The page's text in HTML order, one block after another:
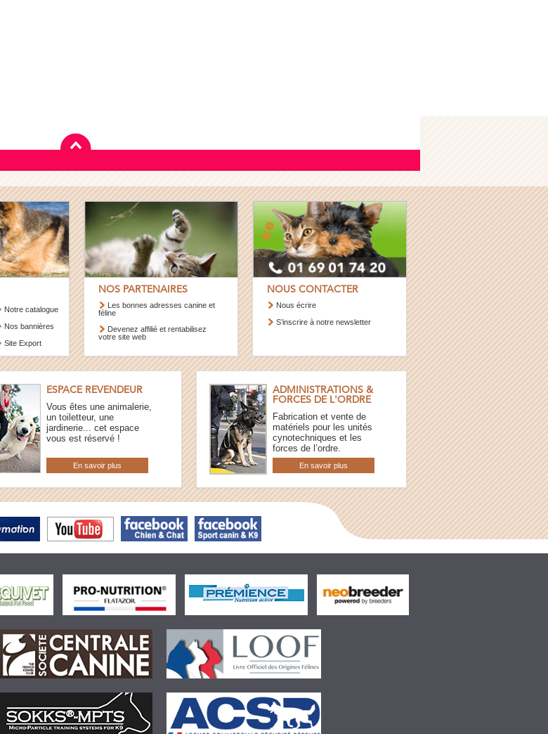
Notre catalogue
Nos bannières
Site Export
NOS PARTENAIRES
Les bonnes adresses canine et
féline
Devenez affilié et rentabilisez
votre site web
NOUS CONTACTER
Nous écrire
S’inscrire à notre newsletter
ESPACE REVENDEUR
Vous êtes une animalerie,
un toiletteur, une
jardinerie... cet espace
vous est réservé !
En savoir plus
ADMINISTRATIONS &
FORCES DE L'ORDRE
Fabrication et vente de
matériels pour les unités
cynotechniques et les
forces de l’ordre.
En savoir plus